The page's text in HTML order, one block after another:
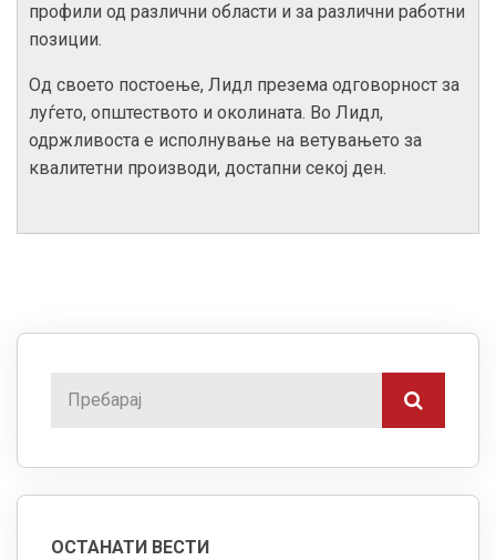
профили од различни области и за различни работни
позиции.
Од своето постоење, Лидл презема одговорност за
луѓето, општеството и околината. Во Лидл,
одржливоста е исполнување на ветувањето за
квалитетни производи, достапни секој ден.
ОСТАНАТИ ВЕСТИ